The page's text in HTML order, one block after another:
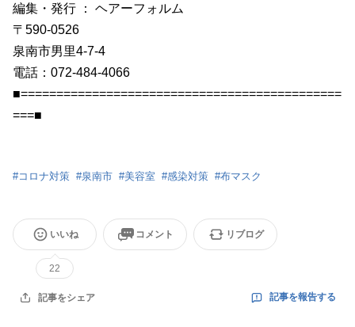
編集・発行 ： ヘアーフォルム
〒590-0526
泉南市男里4-7-4
電話：072-484-4066
■=============================================
===■
#コロナ対策 #泉南市 #美容室 #感染対策 #布マスク
いいね
22
コメント リブログ
記事をシェア 記事を報告する